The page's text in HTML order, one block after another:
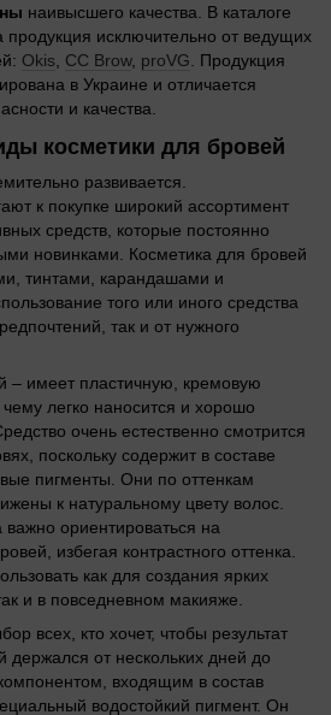
наивысшего качества. В каталоге
продукция исключительно от ведущих
Okis, CC Brow, proVG. Продукция
в Украине и отличается
и качества.
косметики для бровей
развивается.
к покупке широкий ассортимент
средств, которые постоянно
новинками. Косметика для бровей
тинтами, карандашами и
того или иного средства
так и от нужного
– имеет пластичную, кремовую
чему легко наносится и хорошо
очень естественно смотрится
поскольку содержит в составе
пигменты. Они по оттенкам
к натуральному цвету волос.
ориентироваться на
избегая контрастного оттенка.
как для создания ярких
и в повседневном макияже.
всех, кто хочет, чтобы результат
от нескольких дней до
входящим в состав
водостойкий пигмент. Он